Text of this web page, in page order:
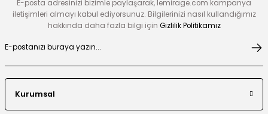
Desen Boncuk Nakışlı Elbise
E-posta adresinizi bizimle paylaşarak, lemirage.com kampanya
iletişimleri almayı kabul ediyorsunuz. Bilgilerinizi nasıl kullandığımız
hakkında daha fazla bilgi için Gizlilik Politikamız
Kurumsal